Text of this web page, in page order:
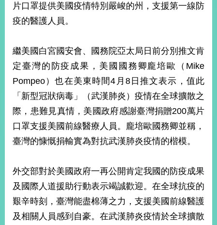
照
回
頁
網
站
導
覽
關
於
本
新
中
外
交
資
訊
片口罩提供美國疫情特別嚴峻的州，支援第一線防
疫的醫護人員。
繼美國白宮國安會、國務院亞太局日前分別推文肯
定臺灣的防疫成果，美國國務卿龐培歐（Mike
Pompeo）也在美東時間4月8日推文表示，值此
「新型冠狀病毒」（武漢肺炎）疫情在全球擴散之
際，患難見真情，美國政府感謝臺灣捐贈200萬片
口罩支援美國前線醫療人員。龐培歐國務卿並稱，
臺灣的慷慨捐輸實為對抗武漢肺炎疫情的楷模。
外交部對於美國政府一再公開肯定我國的防疫成果
及國際人道援助行動表示竭誠歡迎。在全球抗疫的
艱辛時刻，臺灣能盡棉薄之力，支援美國前線醫護
及相關人員感到自豪。在武漢肺炎疫情於全球擴散